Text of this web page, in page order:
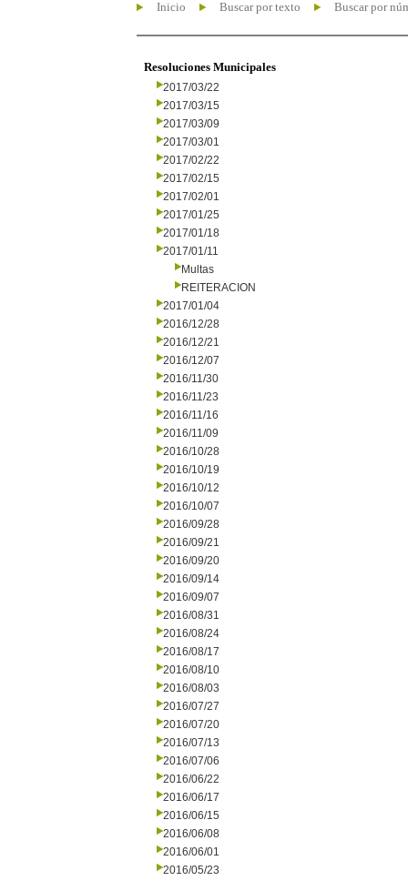
Inicio Buscar por texto Buscar por
Resoluciones Municipales
2017/03/22
2017/03/15
2017/03/09
2017/03/01
2017/02/22
2017/02/15
2017/02/01
2017/01/25
2017/01/18
2017/01/11
Multas
REITERACION
2017/01/04
2016/12/28
2016/12/21
2016/12/07
2016/11/30
2016/11/23
2016/11/16
2016/11/09
2016/10/28
2016/10/19
2016/10/12
2016/10/07
2016/09/28
2016/09/21
2016/09/20
2016/09/14
2016/09/07
2016/08/31
2016/08/24
2016/08/17
2016/08/10
2016/08/03
2016/07/27
2016/07/20
2016/07/13
2016/07/06
2016/06/22
2016/06/17
2016/06/15
2016/06/08
2016/06/01
2016/05/23